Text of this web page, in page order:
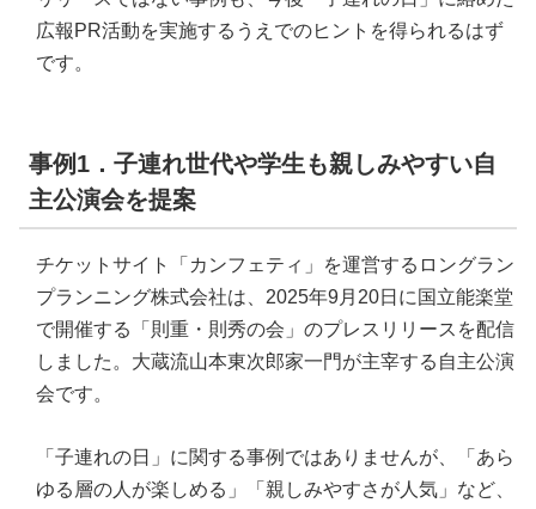
広報PR活動を実施するうえでのヒントを得られるはず
です。
事例1．子連れ世代や学生も親しみやすい自
主公演会を提案
チケットサイト「カンフェティ」を運営するロングラン
プランニング株式会社は、2025年9月20日に国立能楽堂
で開催する「則重・則秀の会」のプレスリリースを配信
しました。大蔵流山本東次郎家一門が主宰する自主公演
会です。
「子連れの日」に関する事例ではありませんが、「あら
ゆる層の人が楽しめる」「親しみやすさが人気」など、